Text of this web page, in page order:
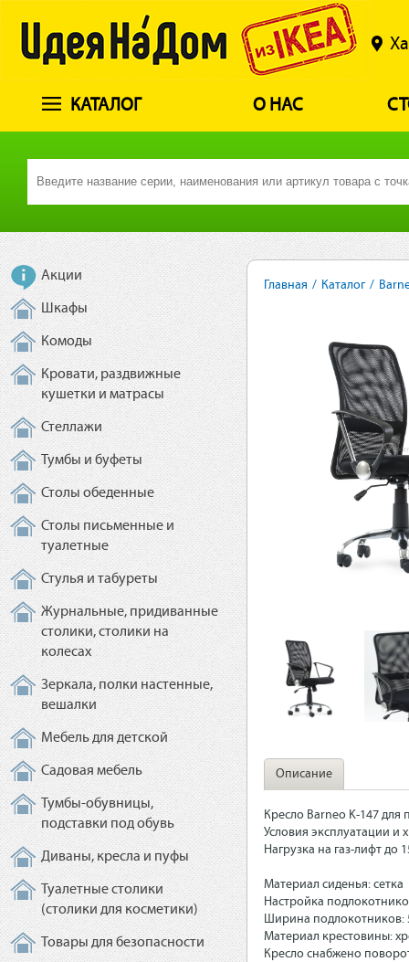
КАТАЛОГ О НАС
Акции
Шкафы
Комоды
Кровати, раздвижные
кушетки и матрасы
Стеллажи
Тумбы и буфеты
Столы обеденные
Столы письменные и
туалетные
Стулья и табуреты
Журнальные, придиванные
столики, столики на
колесах
Зеркала, полки настенные,
вешалки
Мебель для детской
Садовая мебель
Тумбы-обувницы,
подставки под обувь
Диваны, кресла и пуфы
Туалетные столики
(столики для косметики)
Товары для безопасности
Главная / Каталог /
Описание
Кресло Barneo K-147 для
Условия эксплуатации и
Нагрузка на газ-лифт до
Материал сиденья: сетка
Настройка
Ширина подлокотников:
Материал крестовины:
Кресло снабжено